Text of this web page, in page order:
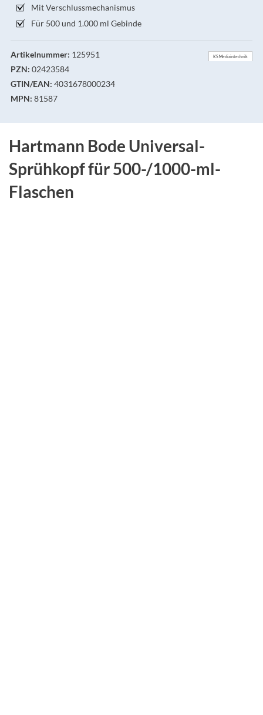
Mit Verschlussmechanismus
Für 500 und 1.000 ml Gebinde
Artikelnummer: 125951
PZN: 02423584
GTIN/EAN: 4031678000234
MPN: 81587
KS Medizintechnik
Hartmann Bode Universal-
Sprühkopf für 500-/1000-ml-
Flaschen